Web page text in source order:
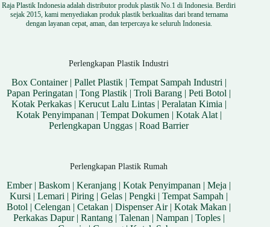
Raja Plastik Indonesia adalah distributor produk plastik No.1 di Indonesia. Berdiri
sejak 2015, kami menyediakan produk plastik berkualitas dari brand ternama
dengan layanan cepat, aman, dan terpercaya ke seluruh Indonesia.
Perlengkapan Plastik Industri
Box Container| Pallet Plastik| Tempat Sampah Industri |
Papan Peringatan |Tong Plastik |Troli Barang |Peti Botol |
Kotak Perkakas| Kerucut Lalu Lintas| Peralatan Kimia |
Kotak Penyimpanan | Tempat Dokumen | Kotak Alat|
Perlengkapan Unggas |Road Barrier
Perlengkapan Plastik Rumah
Ember|Baskom |Keranjang |Kotak Penyimpanan |Meja |
Kursi |Lemari |Piring |Gelas |Pengki |Tempat Sampah |
Botol |Celengan |Cetakan |Dispenser Air|Kotak Makan |
Perkakas Dapur| Rantang| Talenan | Nampan | Toples|